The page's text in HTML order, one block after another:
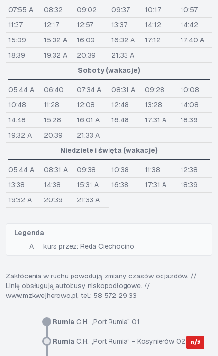
Rumia C.H. „Port Rumia” 01
Rumia C.H. „Port Rumia” - Kosynierów 02 n/ż
07:55 A
08:32 09:02 09:37 10:17
10:57
11:37
12:17 12:57 13:37 14:12
14:42
15:09
15:32 A 16:09 16:32 A 17:12
17:40 A
18:39
19:32 A 20:39
21:33 A
Soboty (wakacje)
05:44 A 06:40 07:34 A 08:31 A 09:28
10:08
10:48
11:28 12:08 12:48 13:28
14:08
14:48
15:28 16:01 A 16:48 17:31 A
18:39
19:32 A
20:39
21:33 A
Niedziele i święta (wakacje)
05:44 A 08:31 A 09:38 10:38 11:38
12:38
13:38
14:38 15:31 A 16:38 17:31 A
18:39
19:32 A
20:39 21:33 A
Legenda
A
kurs przez: Reda Ciechocino
Zakłócenia w ruchu powodują zmiany czasów odjazdów. //
Linię obsługują autobusy niskopodłogowe. //
www.mzkwejherowo.pl, tel.: 58 572 29 33